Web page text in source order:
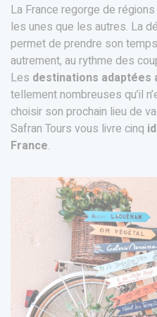
La France regorge de
les unes que les autres. La
permet de prendre son
autrement, au rythme des
Les destinations adaptées
tellement nombreuses qu’il
choisir son prochain lieu de
Safran Tours vous livre cinq
France.